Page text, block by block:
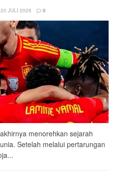
JULI 2026 0
menorehkan sejarah
Setelah melalui pertarungan